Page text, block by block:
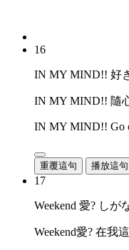
16
IN MY MIND!! 好
IN MY MIND!! 隨
IN MY MIND!! Go
重覆這句 播放這句
17
Weekend 愛? し
Weekend愛? 在我